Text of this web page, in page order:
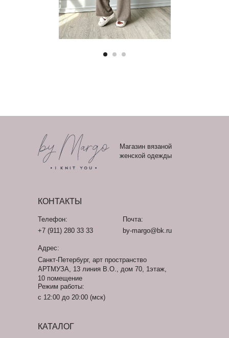
Магазин вязаной
женской одежды
Телефон:
+7 (911) 280 33 33
Адрес:
Санкт-Петербург, арт пространство
АРТМУЗА, 13 линия В.О., дом 70, 1этаж,
10 помещение
Почта:
by-margo@bk.ru
Режим работы:
с 12:00 до 20:00 (мск)
КОНТАКТЫ
КАТАЛОГ